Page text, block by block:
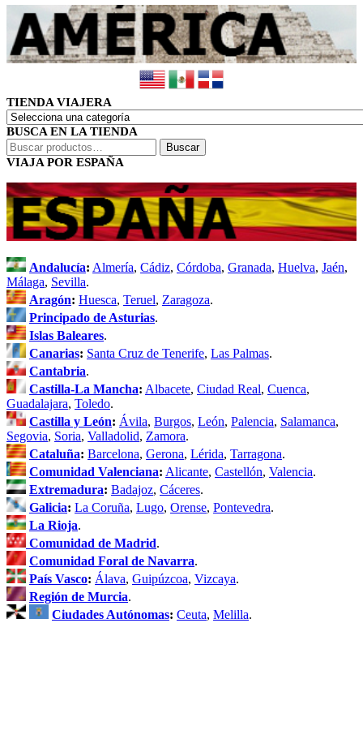
TIENDA VIAJERA
BUSCA EN LA TIENDA
Buscar
por:
Buscar
VIAJA POR ESPAÑA
Andalucía: Almería, Cádiz, Córdoba, Granada, Huelva, Jaén,
Málaga, Sevilla.
Aragón: Huesca, Teruel, Zaragoza.
Principado de Asturias.
Islas Baleares.
Canarias: Santa Cruz de Tenerife, Las Palmas.
Cantabria.
Castilla-La Mancha: Albacete, Ciudad Real, Cuenca,
Guadalajara, Toledo.
Castilla y León: Ávila, Burgos, León, Palencia, Salamanca,
Segovia, Soria, Valladolid, Zamora.
Cataluña: Barcelona, Gerona, Lérida, Tarragona.
Comunidad Valenciana: Alicante, Castellón, Valencia.
Extremadura: Badajoz, Cáceres.
Galicia: La Coruña, Lugo, Orense, Pontevedra.
La Rioja.
Comunidad de Madrid.
Comunidad Foral de Navarra.
País Vasco: Álava, Guipúzcoa, Vizcaya.
Región de Murcia.
Ciudades Autónomas: Ceuta, Melilla.